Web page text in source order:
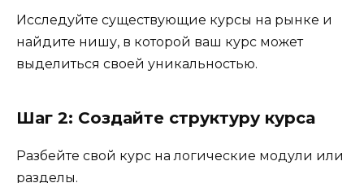
Исследуйте существующие курсы на рынке и
найдите нишу, в которой ваш курс может
выделиться своей уникальностью.
Шаг 2: Создайте структуру курса
Разбейте свой курс на логические модули или
разделы.